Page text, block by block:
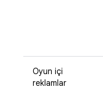
Oyun içi
reklamlar